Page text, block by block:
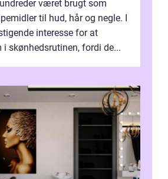
været brugt som
til hud, hår og negle. I
interesse for at
i skønhedsrutinen, fordi de...